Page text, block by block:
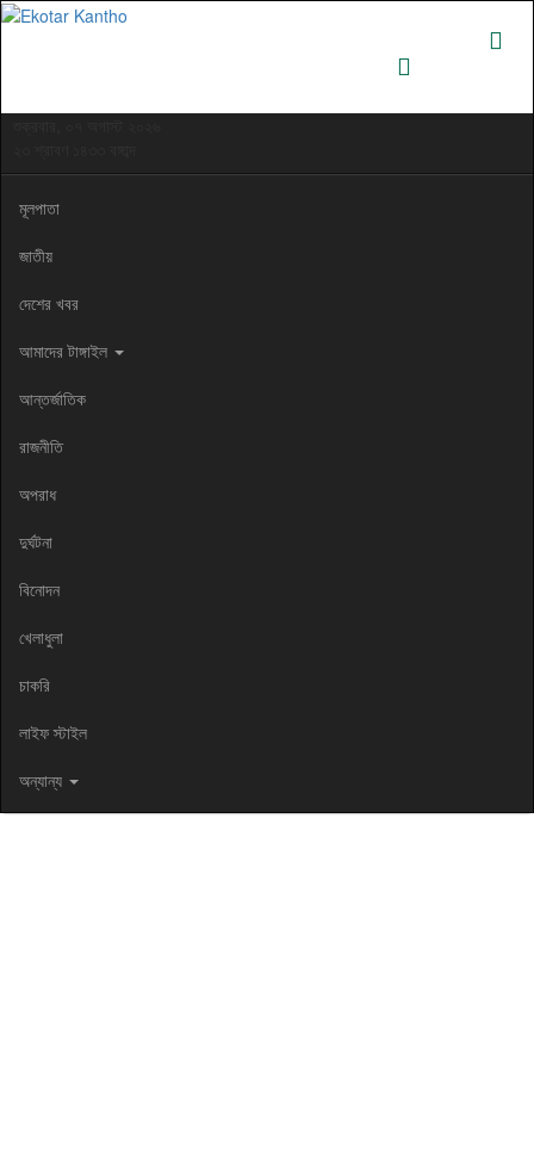
মূলপাতা
জাতীয়
দেশের খবর
আমাদের টাঙ্গাইল
আন্তর্জাতিক
রাজনীতি
অপরাধ
দুর্ঘটনা
বিনোদন
খেলাধুলা
চাকরি
লাইফ স্টাইল
অন্যান্য